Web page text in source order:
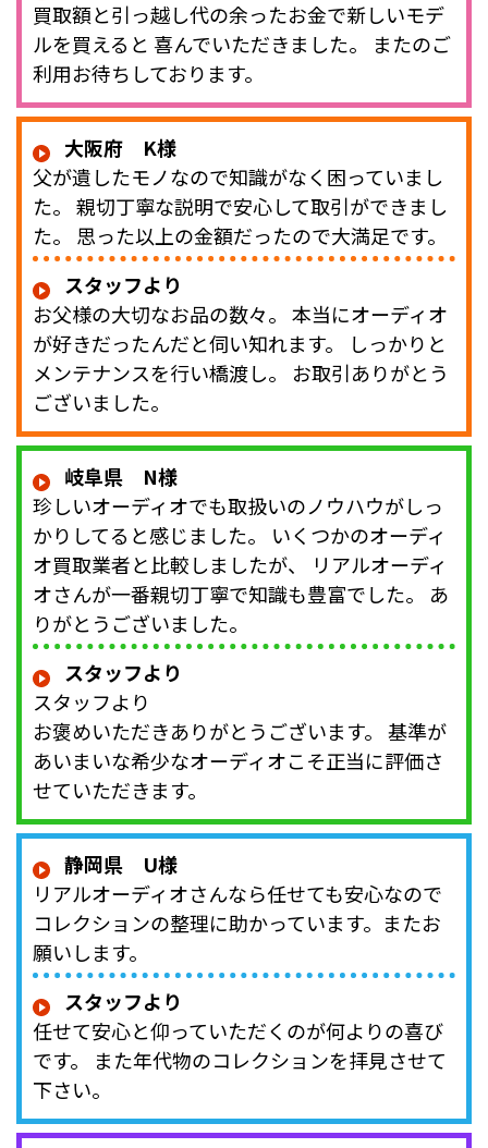
買取額と引っ越し代の余ったお金で新しいモデ
ルを買えると 喜んでいただきました。 またのご
利用お待ちしております。
大阪府 K様
父が遺したモノなので知識がなく困っていまし
た。 親切丁寧な説明で安心して取引ができまし
た。 思った以上の金額だったので大満足です。
スタッフより
お父様の大切なお品の数々。 本当にオーディオ
が好きだったんだと伺い知れます。 しっかりと
メンテナンスを行い橋渡し。 お取引ありがとう
ございました。
岐阜県 N様
珍しいオーディオでも取扱いのノウハウがしっ
かりしてると感じました。 いくつかのオーディ
オ買取業者と比較しましたが、 リアルオーディ
オさんが一番親切丁寧で知識も豊富でした。 あ
りがとうございました。
スタッフより
スタッフより
お褒めいただきありがとうございます。 基準が
あいまいな希少なオーディオこそ正当に評価さ
せていただきます。
静岡県 U様
リアルオーディオさんなら任せても安心なので
コレクションの整理に助かっています。またお
願いします。
スタッフより
任せて安心と仰っていただくのが何よりの喜び
です。 また年代物のコレクションを拝見させて
下さい。